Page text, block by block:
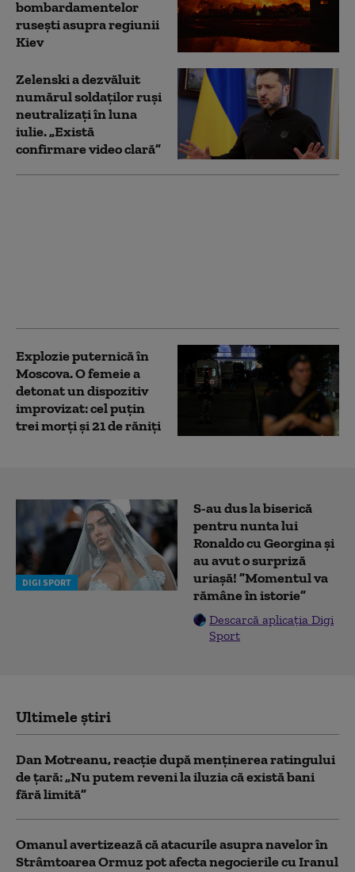
bombardamentelor
rusești asupra regiunii
Kiev
Zelenski a dezvăluit
numărul soldaților ruși
neutralizați în luna
iulie. „Există
confirmare video clară”
Explozie puternică în
Moscova. O femeie a
detonat un dispozitiv
improvizat: cel puțin
trei morți și 21 de răniți
DIGI SPORT
S-au dus la biserică
pentru nunta lui
Ronaldo cu Georgina și
au avut o surpriză
uriașă! ”Momentul va
rămâne în istorie”
Descarcă aplicația Digi
Sport
Ultimele știri
Dan Motreanu, reacție după menținerea ratingului
de țară: „Nu putem reveni la iluzia că există bani
fără limită”
Omanul avertizează că atacurile asupra navelor în
Strâmtoarea Ormuz pot afecta negocierile cu Iranul